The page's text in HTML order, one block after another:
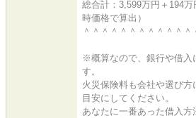
総合計：3,599万円＋194
時価格で算出）
＾＾＾＾＾＾＾＾＾＾＾＾
※概算なので、銀行や借入
す。
火災保険料も会社や選び方
目安にしてください。
あなたに一番あった借入